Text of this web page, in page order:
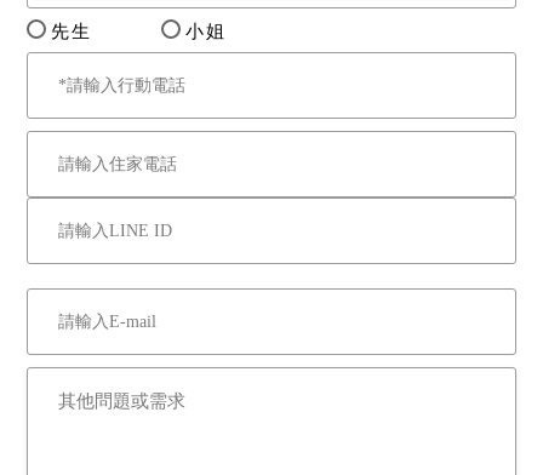
拍賣標的有無積欠公寓大廈
之管理費，並注意有無民法
用。
辦法簽定「獎勵興辦公共設
先生 小姐